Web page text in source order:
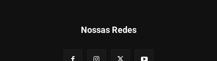
Nossas Redes